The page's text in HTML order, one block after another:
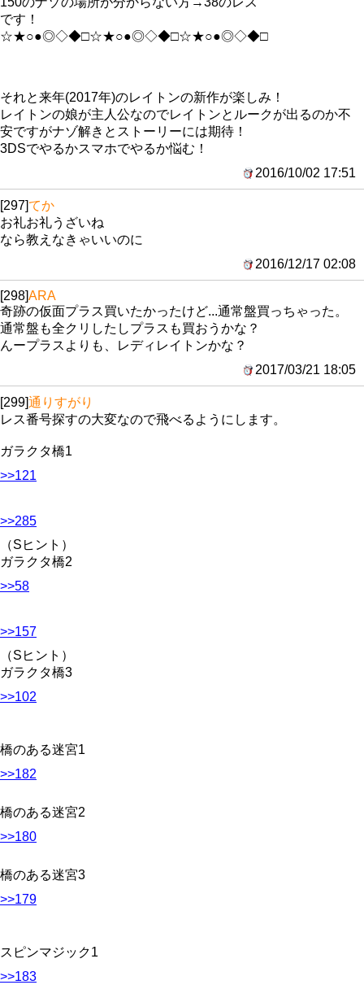
です！
☆★○●◎◇◆□☆★○●◎◇◆□☆★○●◎◇◆□
それと来年(2017年)のレイトンの新作が楽しみ！
レイトンの娘が主人公なのでレイトンとルークが出るのか不
安ですがナゾ解きとストーリーには期待！
3DSでやるかスマホでやるか悩む！
2016/10/02 17:51
[297]てか
お礼お礼うざいね
なら教えなきゃいいのに
2016/12/17 02:08
[298]ARA
奇跡の仮面プラス買いたかったけど...通常盤買っちゃった。
通常盤も全クリしたしプラスも買おうかな？
んープラスよりも、レディレイトンかな？
2017/03/21 18:05
[299]通りすがり
レス番号探すの大変なので飛べるようにします。
ガラクタ橋1
>>121
>>285
（Sヒント）
ガラクタ橋2
>>58
>>157
（Sヒント）
ガラクタ橋3
>>102
橋のある迷宮1
>>182
橋のある迷宮2
>>180
橋のある迷宮3
>>179
スピンマジック1
>>183